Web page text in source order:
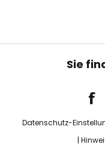
Sie
Datenschutz-